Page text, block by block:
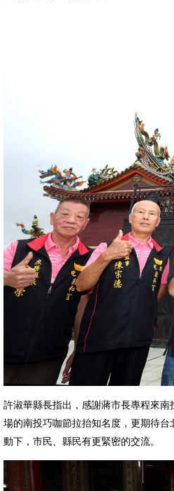
許淑華縣長指出，感謝蔣市長專程來
場的南投巧咖節拉抬知名度，更期待
動下，市民、縣民有更緊密的交流。